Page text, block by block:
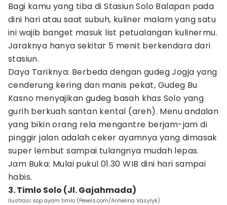
Bagi kamu yang tiba di Stasiun Solo Balapan pada
dini hari atau saat subuh, kuliner malam yang satu
ini wajib banget masuk list petualangan kulinermu.
Jaraknya hanya sekitar 5 menit berkendara dari
stasiun.
Daya Tariknya: Berbeda dengan gudeg Jogja yang
cenderung kering dan manis pekat, Gudeg Bu
Kasno menyajikan gudeg basah khas Solo yang
gurih berkuah santan kental (areh). Menu andalan
yang bikin orang rela mengantre berjam-jam di
pinggir jalan adalah ceker ayamnya yang dimasak
super lembut sampai tulangnya mudah lepas.
Jam Buka: Mulai pukul 01.30 WIB dini hari sampai
habis.
3. Timlo Solo (Jl. Gajahmada)
Ilustrasi sop ayam timlo (Pexels.com/Anhelina Vasylyk)